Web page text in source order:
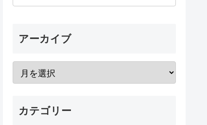
アーカイブ
カテゴリー